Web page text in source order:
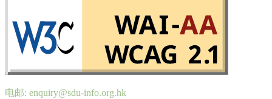
电邮: enquiry@sdu-info.org.hk